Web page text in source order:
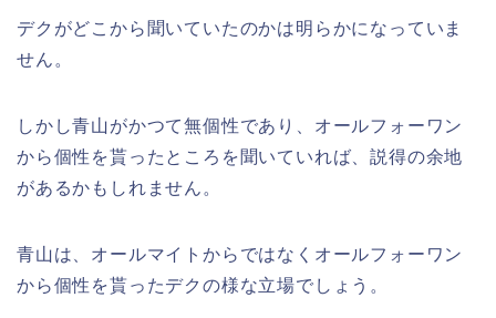
デクがどこから聞いていたのかは明らかになっていま
せん。
しかし青山がかつて無個性であり、オールフォーワン
から個性を貰ったところを聞いていれば、説得の余地
があるかもしれません。
青山は、オールマイトからではなくオールフォーワン
から個性を貰ったデクの様な立場でしょう。